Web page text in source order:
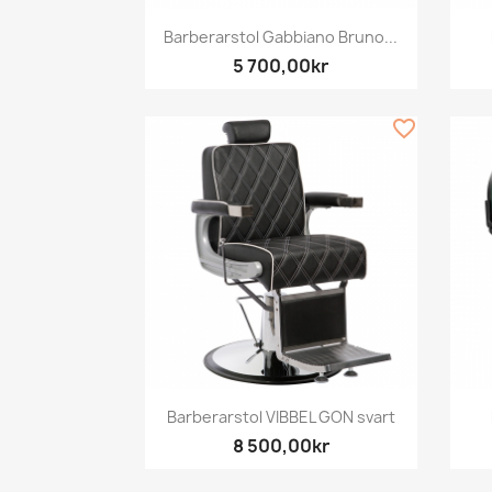
Snabbvy
Barberarstol Gabbiano Bruno...
5 700,00kr
Snabbvy
Barberarstol VIBBEL GON svart
8 500,00kr
favorite_border